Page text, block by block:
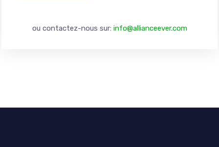
ou contactez-nous sur: info@allianceever.com